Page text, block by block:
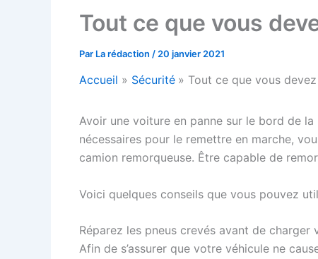
Tout ce que vous
Par La rédaction / 20 janvier 2021
Accueil Sécurité Tout ce que vous
Avoir une voiture en panne sur le bord de
nécessaires pour le remettre en marche,
camion remorqueuse. Être capable de
Voici quelques conseils que vous pouvez
Réparez les pneus crevés avant de
Afin de s’assurer que votre véhicule ne